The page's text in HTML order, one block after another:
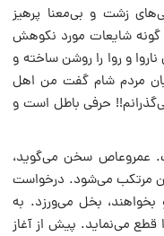
زشت و بی‌معنا پرهیز
شایعات مورد نکوهش
شوخی‌های ناروا و روا را روشن ساخته و
مردم شام گفت من اهل
حرفی باطل است و
عمروعاص سخن می‌گوید،
مرتکب می‌شود. درخواست
بخواهند، بخل می‌ورزد. به
قطع می‌نماید. پیش از آغاز